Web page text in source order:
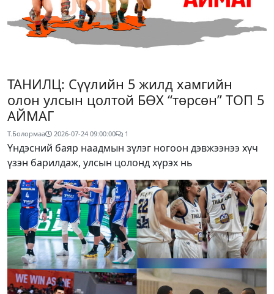
ТАНИЛЦ: Сүүлийн 5 жилд хамгийн
олон улсын цолтой БӨХ “төрсөн” ТОП 5
АЙМАГ
Т.Болормаа 2026-07-24 09:00:00 1
Үндэсний баяр наадмын зүлэг ногоон дэвжээнээ хүч
үзэн барилдаж, улсын цолонд хүрэх нь